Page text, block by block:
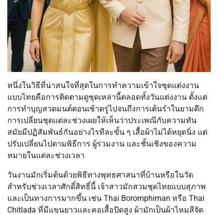
หนึ่งในวิธีที่น่าสนใจที่สุดในการทำความเข้าใจชุดแต่งงาน
แบบไทยคือการติดตามดูชุดเหล่านี้ตลอดทั้งวันแต่งงาน ตั้งแต่
การทำบุญสวดมนต์ตอนเช้าตรู่ไปจนถึงการเต้นรำในยามดึก
การเปลี่ยนชุดแต่ละช่วงเผยให้เห็นว่าประเพณีกับความทัน
สมัยมีปฏิสัมพันธ์กันอย่างไรทีละขั้น ๆ เสื้อผ้าไม่ได้หยุดนิ่ง แต่
ปรับเปลี่ยนไปตามพิธีการ ผู้ร่วมงาน และชั้นเชิงของความ
หมายในแต่ละช่วงเวลา
วันงานมักเริ่มต้นด้วยพิธีทางพุทธศาสนาที่บ้านหรือในวัด
สำหรับช่วงเวลาศักดิ์สิทธิ์นี้ เจ้าสาวมักสวมชุดไทยแบบสุภาพ
และเป็นทางการมากขึ้น เช่น Thai Boromphiman หรือ Thai
Chitlada ที่มีแขนยาวและคอเสื้อปิดสูง ผ้ามักเป็นผ้าไหมสีจัด